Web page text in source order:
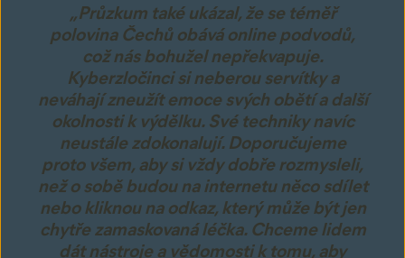
„Průzkum také ukázal, že se téměř
polovina Čechů obává online podvodů,
což nás bohužel nepřekvapuje.
Kyberzločinci si neberou servítky a
neváhají zneužít emoce svých obětí a další
okolnosti k výdělku. Své techniky navíc
neustále zdokonalují. Doporučujeme
proto všem, aby si vždy dobře rozmysleli,
než o sobě budou na internetu něco sdílet
nebo kliknou na odkaz, který může být jen
chytře zamaskovaná léčka. Chceme lidem
dát nástroje a vědomosti k tomu, aby